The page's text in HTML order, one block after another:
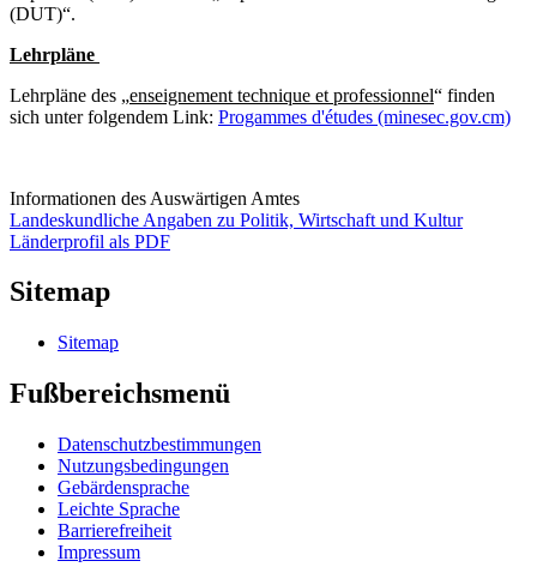
(DUT)“.
Lehrpläne
Lehrpläne des „enseignement technique et professionnel“ finden
sich unter folgendem Link: Progammes d'études (minesec.gov.cm)
Informationen des Auswärtigen Amtes
Landeskundliche Angaben zu Politik, Wirtschaft und Kultur
Länderprofil als PDF
Sitemap
Sitemap
Fußbereichsmenü
Datenschutzbestimmungen
Nutzungsbedingungen
Gebärdensprache
Leichte Sprache
Barrierefreiheit
Impressum